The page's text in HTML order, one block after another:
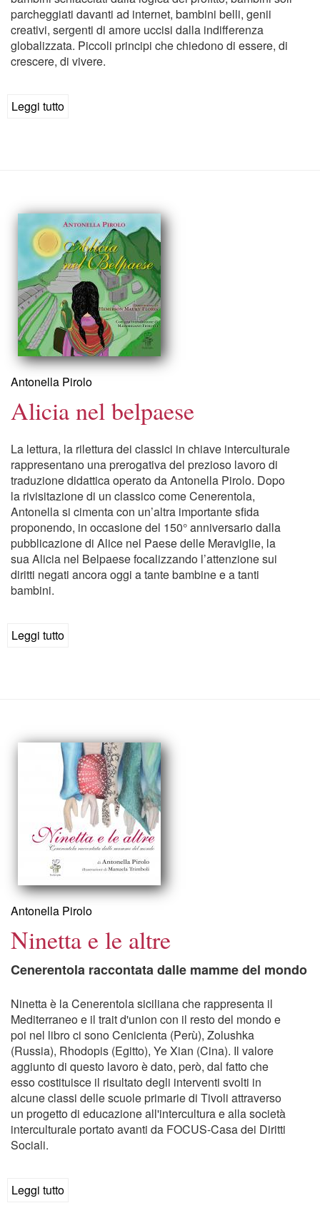
parcheggiati davanti ad internet, bambini belli, genii
creativi, sergenti di amore uccisi dalla indifferenza
globalizzata. Piccoli principi che chiedono di essere, di
crescere, di vivere.
Leggi tutto
Antonella Pirolo
Alicia nel belpaese
La lettura, la rilettura dei classici in chiave interculturale
rappresentano una prerogativa del prezioso lavoro di
traduzione didattica operato da Antonella Pirolo. Dopo
la rivisitazione di un classico come Cenerentola,
Antonella si cimenta con un’altra importante sfida
proponendo, in occasione del 150° anniversario dalla
pubblicazione di Alice nel Paese delle Meraviglie, la
sua Alicia nel Belpaese focalizzando l’attenzione sui
diritti negati ancora oggi a tante bambine e a tanti
bambini.
Leggi tutto
Antonella Pirolo
Ninetta e le altre
Cenerentola raccontata dalle mamme del mondo
Ninetta è la Cenerentola siciliana che rappresenta il
Mediterraneo e il trait d'union con il resto del mondo e
poi nel libro ci sono Cenicienta (Perù), Zolushka
(Russia), Rhodopis (Egitto), Ye Xian (Cina). Il valore
aggiunto di questo lavoro è dato, però, dal fatto che
esso costituisce il risultato degli interventi svolti in
alcune classi delle scuole primarie di Tivoli attraverso
un progetto di educazione all'intercultura e alla società
interculturale portato avanti da FOCUS-Casa dei Diritti
Sociali.
Leggi tutto